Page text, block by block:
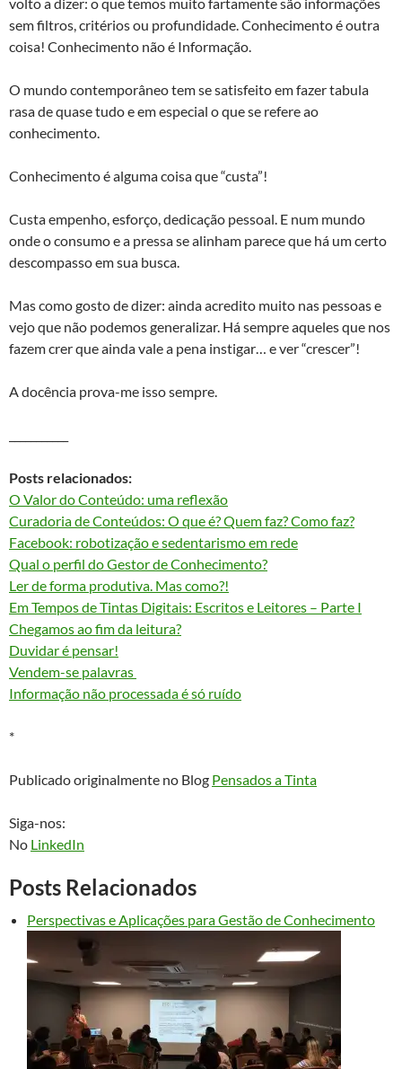
volto a dizer: o que temos muito fartamente são informações
sem filtros, critérios ou profundidade. Conhecimento é outra
coisa! Conhecimento não é Informação.
O mundo contemporâneo tem se satisfeito em fazer tabula
rasa de quase tudo e em especial o que se refere ao
conhecimento.
Conhecimento é alguma coisa que “custa”!
Custa empenho, esforço, dedicação pessoal. E num mundo
onde o consumo e a pressa se alinham parece que há um certo
descompasso em sua busca.
Mas como gosto de dizer: ainda acredito muito nas pessoas e
vejo que não podemos generalizar. Há sempre aqueles que nos
fazem crer que ainda vale a pena instigar… e ver “crescer”!
A docência prova-me isso sempre.
Posts relacionados:
O Valor do Conteúdo: uma reflexão
Curadoria de Conteúdos: O que é? Quem faz? Como faz?
Facebook: robotização e sedentarismo em rede
Qual o perfil do Gestor de Conhecimento?
Ler de forma produtiva. Mas como?!
Em Tempos de Tintas Digitais: Escritos e Leitores – Parte I
Chegamos ao fim da leitura?
Duvidar é pensar!
Vendem-se palavras
Informação não processada é só ruído
*
Publicado originalmente no Blog Pensados a Tinta
Siga-nos:
No LinkedIn
Posts Relacionados
Perspectivas e Aplicações para Gestão de Conhecimento